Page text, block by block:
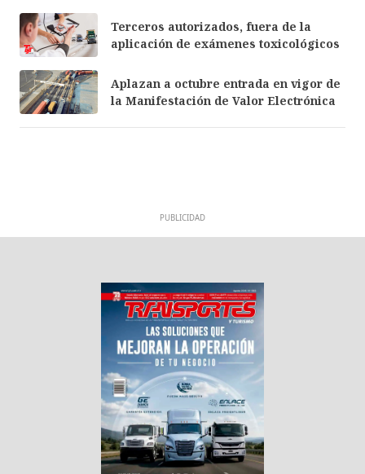
Terceros autorizados, fuera de la
aplicación de exámenes toxicológicos
Aplazan a octubre entrada en vigor de
la Manifestación de Valor Electrónica
PUBLICIDAD